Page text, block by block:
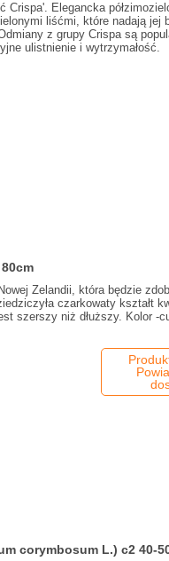
Crispa'. Elegancka
liśćmi, które nadają jej
z grupy Crispa są
ulistnienie i wytrzymałość.
Zelandii, która będzie
czarkowaty kształt
szerszy niż dłuższy. Kolor -
corymbosum L.) c2 40-